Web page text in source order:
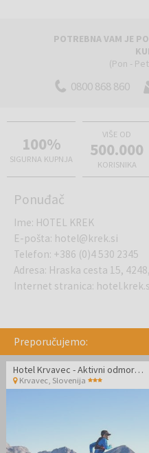
Bled, skijanje, trčanje na
dvorana Bled, klizalište
kockanje (Casino Tivoli Lesce),
POTREBNA VAM JE
(Pon -
0800 868 860
100%
SIGURNA KUPNJA
VIŠE OD
500.000
KORISNIKA
Ponuđač
Ime: HOTEL KREK
E-pošta: hotel@krek.si
Telefon: +386 (0)4 530 2345
Adresa: Hraska cesta 15,
Internet stranica:
Preporučujemo:
Hotel Krvavec - Aktivni odmor na Krvavcu
Krvavec Slovenija